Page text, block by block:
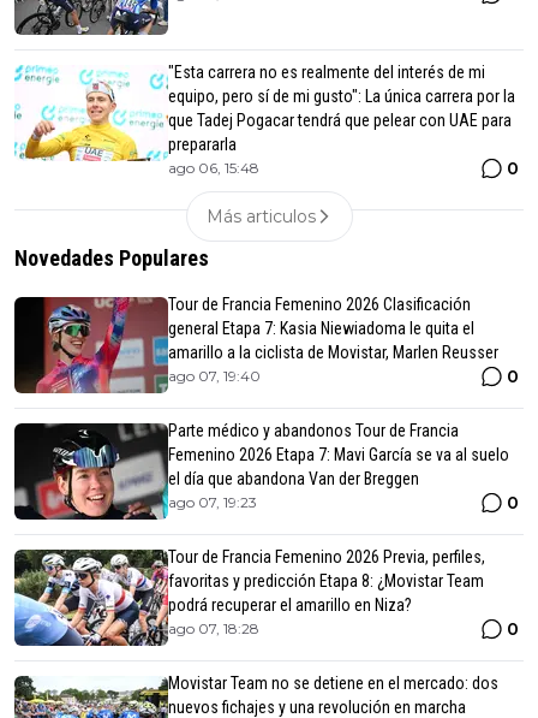
"Esta carrera no es realmente del interés de mi
equipo, pero sí de mi gusto": La única carrera por la
que Tadej Pogacar tendrá que pelear con UAE para
prepararla
ago 06, 15:48 0
Más articulos
Novedades Populares
Tour de Francia Femenino 2026 Clasificación
general Etapa 7: Kasia Niewiadoma le quita el
amarillo a la ciclista de Movistar, Marlen Reusser
ago 07, 19:40 0
Parte médico y abandonos Tour de Francia
Femenino 2026 Etapa 7: Mavi García se va al suelo
el día que abandona Van der Breggen
ago 07, 19:23 0
Tour de Francia Femenino 2026 Previa, perfiles,
favoritas y predicción Etapa 8: ¿Movistar Team
podrá recuperar el amarillo en Niza?
ago 07, 18:28 0
Movistar Team no se detiene en el mercado: dos
nuevos fichajes y una revolución en marcha